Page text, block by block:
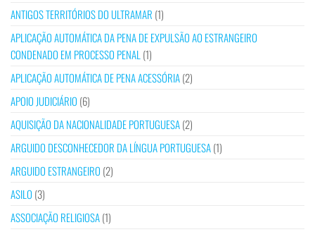
ANTIGOS TERRITÓRIOS DO ULTRAMAR (1)
APLICAÇÃO AUTOMÁTICA DA PENA DE EXPULSÃO AO ESTRANGEIRO
CONDENADO EM PROCESSO PENAL(1)
APLICAÇÃO AUTOMÁTICA DE PENA ACESSÓRIA(2)
APOIO JUDICIÁRIO (6)
AQUISIÇÃO DA NACIONALIDADE PORTUGUESA(2)
ARGUIDO DESCONHECEDOR DA LÍNGUA PORTUGUESA(1)
ARGUIDO ESTRANGEIRO (2)
ASILO (3)
ASSOCIAÇÃO RELIGIOSA(1)